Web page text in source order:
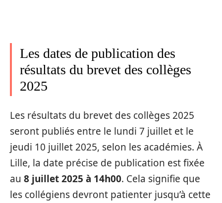
Les dates de publication des
résultats du brevet des collèges
2025
Les résultats du brevet des collèges 2025
seront publiés entre le lundi 7 juillet et le
jeudi 10 juillet 2025, selon les académies. À
Lille, la date précise de publication est fixée
au 8 juillet 2025 à 14h00. Cela signifie que
les collégiens devront patienter jusqu’à cette